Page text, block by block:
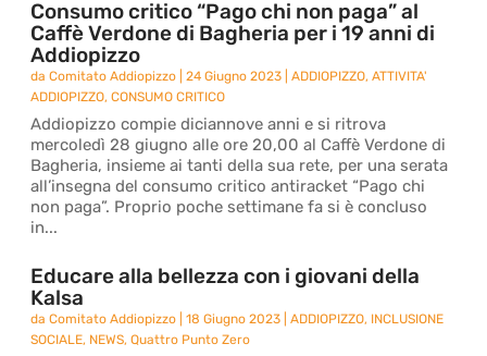
Consumo critico “Pago chi non paga” al
Caffè Verdone di Bagheria per i 19 anni di
Addiopizzo
daComitato Addiopizzo |24 Giugno 2023 |ADDIOPIZZO,ATTIVITA'
ADDIOPIZZO,CONSUMO CRITICO
Addiopizzo compie diciannove anni e si ritrova
mercoledì 28 giugno alle ore 20,00 al Caffè Verdone di
Bagheria, insieme ai tanti della sua rete, per una serata
all’insegna del consumo critico antiracket “Pago chi
non paga”. Proprio poche settimane fa si è concluso
in...
Educare alla bellezza con i giovani della
Kalsa
daComitato Addiopizzo |18 Giugno 2023 |ADDIOPIZZO, INCLUSIONE
SOCIALE, NEWS,Quattro Punto Zero